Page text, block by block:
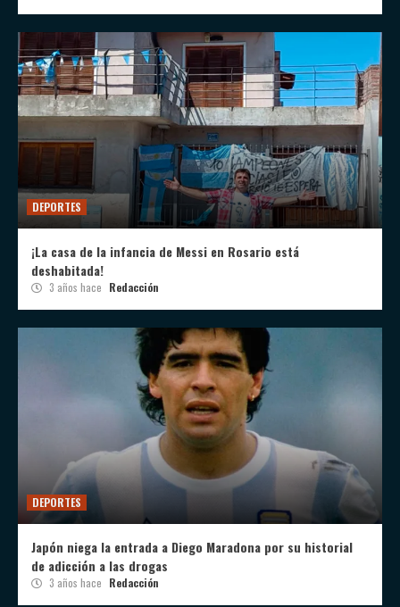
DEPORTES
¡La casa de la infancia de Messi en Rosario está
deshabitada!
3 años hace Redacción
DEPORTES
Japón niega la entrada a Diego Maradona por su historial
de adicción a las drogas
3 años hace Redacción